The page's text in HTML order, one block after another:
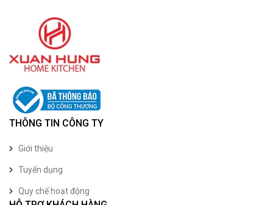
THÔNG TIN CÔNG TY
Giới thiệu
Tuyển dụng
Quy chế hoạt động